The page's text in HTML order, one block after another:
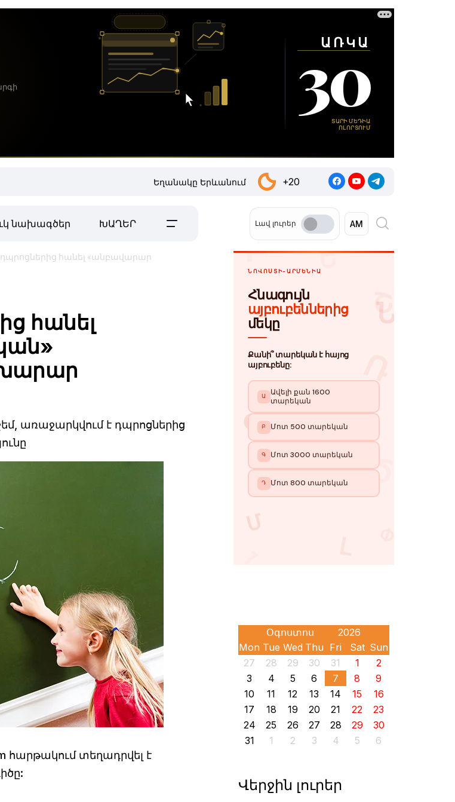
Եղանակը Երևանում +20
նախագծեր ԽԱՂԵՐ Լավ լուրեր
դպրոցներից հանել «անբավարար
հանել
առաջարկվում է դպրոցներից
հարթակում տեղադրվել է
Mon Tue Wed Thu Fri Sat Sun
27
28 29 30 31 1
2
3
4 5 6 7 8
9
10
11 12 13 14 15
16
17
18 19 20 21 22
23
24
25 26 27 28 29
30
31
1 2 3 4 5 6
Վերջին լուրեր